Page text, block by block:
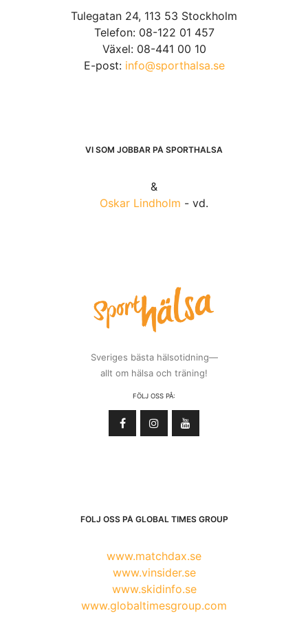
Tulegatan 24, 113 53 Stockholm
Telefon: 08-122 01 457
Växel: 08-441 00 10
E-post: info@sporthalsa.se
VI SOM JOBBAR PÅ SPORTHÄLSA
&
Oskar Lindholm - vd.
Sveriges bästa hälsotidning—
allt om hälsa och träning!
FÖLJ OSS PÅ:
FÖLJ OSS PÅ GLOBAL TIMES GROUP
www.matchdax.se
www.vinsider.se
www.skidinfo.se
www.globaltimesgroup.com